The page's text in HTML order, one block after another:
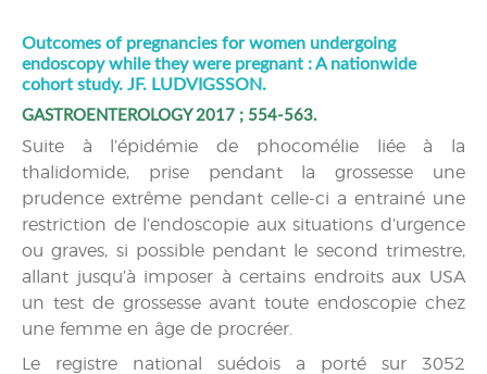
Outcomes of pregnancies for women undergoing
endoscopy while they were pregnant : A nationwide
cohort study. JF. LUDVIGSSON.
GASTROENTEROLOGY 2017 ; 554-563.
Suite à l’épidémie de phocomélie liée à la
thalidomide, prise pendant la grossesse une
prudence extrême pendant celle-ci a entrainé une
restriction de l’endoscopie aux situations d’urgence
ou graves, si possible pendant le second trimestre,
allant jusqu’à imposer à certains endroits aux USA
un test de grossesse avant toute endoscopie chez
une femme en âge de procréer.
Le registre national suédois a porté sur 3052